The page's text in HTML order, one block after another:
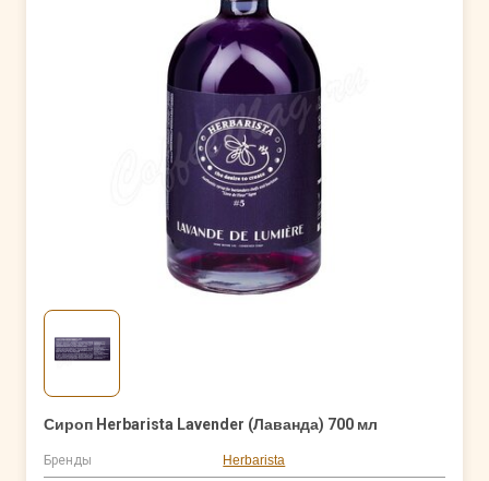
Сироп Herbarista Lavender (Лаванда) 700 мл
Бренды Herbarista